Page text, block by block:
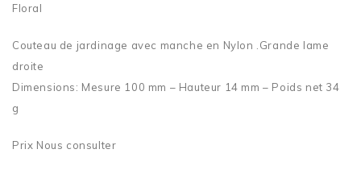
Floral
Couteau de jardinage avec manche en Nylon .Grande lame
droite
Dimensions: Mesure 100 mm – Hauteur 14 mm – Poids net 34
g
Prix Nous consulter